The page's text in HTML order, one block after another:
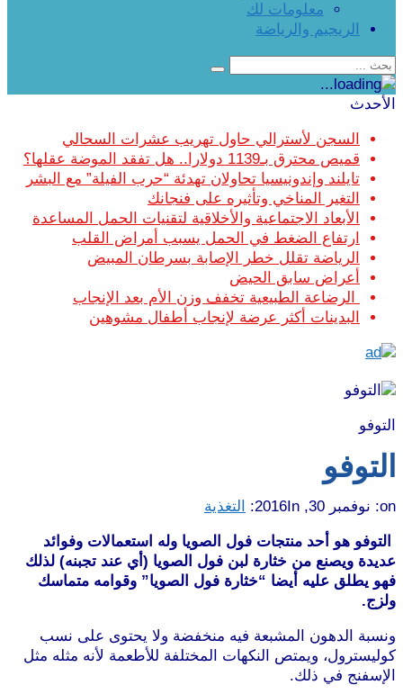
معلومات لك
الريجيم والرياضة
الأحدث
السجن لأسترالي حاول تهريب عشرات السحالي
قميص محترق بـ1139 دولارا.. هل تفقد الموضة عقلها؟
تايلند وإندونيسيا تحاولان تهدئة “حرب الفيلة” مع البشر
التغير المناخي وتأثيره على فنجانك
الأبعاد الاجتماعية والأخلاقية لتقنيات الحمل المساعدة
ارتفاع الضغط في الحمل يسبب أمراض القلب
الرياضة تقلل خطر الإصابة بسرطان المبيض
أعراض سابق الحيض
الرضاعة الطبيعية تخفف وزن الأم بعد الإنجاب
البدينات أكثر عرضة لإنجاب أطفال مشوهين
التوفو
التوفو
on: نوفمبر 30, 2016 In: التغذية
التوفو هو أحد منتجات فول الصويا وله استعمالات وفوائد
عديدة ويصنع من خثارة لبن فول الصويا (أي عند تجبنه) لذلك
فهو يطلق عليه أيضا “خثارة فول الصويا” وقوامه متماسك
ولزج.
ونسبة الدهون المشبعة فيه منخفضة ولا يحتوى على نسب
كوليسترول، ويمتص النكهات المختلفة للأطعمة لأنه مثله مثل
الإسفنج في ذلك.